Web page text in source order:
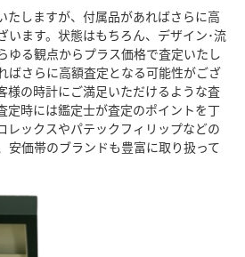
たしますが、付属品があればさらに高
います。状態はもちろん、デザイン･流
ゆる観点からプラス価格で査定いたし
ばさらに高額査定となる可能性がござ
様の時計にご満足いただけるような査
定時には鑑定士が査定のポイントを丁
レックスやパテックフィリップなどの
安価帯のブランドも豊富に取り扱って